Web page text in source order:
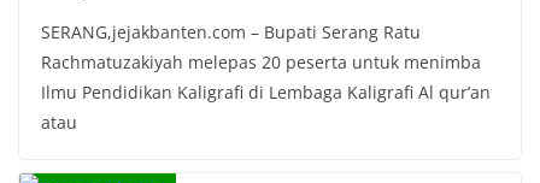
SERANG,jejakbanten.com – Bupati Serang Ratu
Rachmatuzakiyah melepas 20 peserta untuk menimba
Ilmu Pendidikan Kaligrafi di Lembaga Kaligrafi Al qur’an
atau